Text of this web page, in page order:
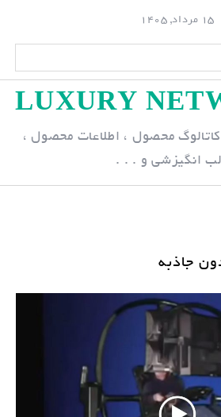
15 مرداد, 1405
LUXURY
محصول ، اطلاعات محصول ،
انگیزشی و . . .
جاذبه